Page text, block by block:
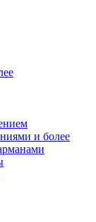
и более